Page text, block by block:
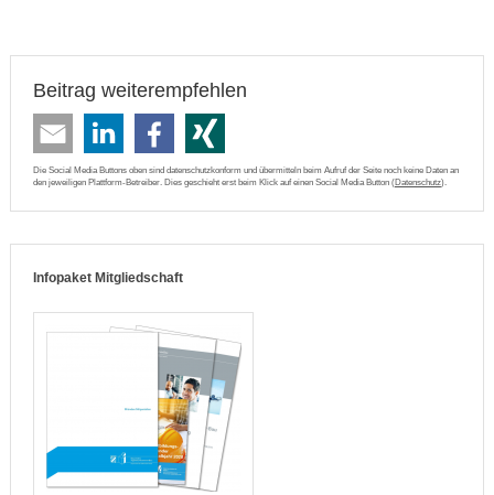
Beitrag weiterempfehlen
Die Social Media Buttons oben sind datenschutzkonform und übermitteln beim Aufruf der Seite noch keine Daten an
den jeweiligen Plattform-Betreiber. Dies geschieht erst beim Klick auf einen Social Media Button (Datenschutz).
Infopaket Mitgliedschaft